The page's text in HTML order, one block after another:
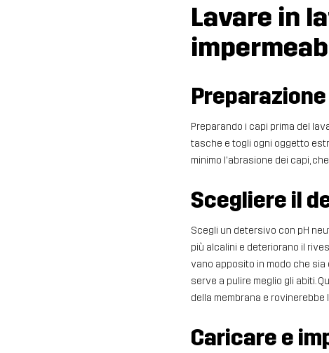
Lavare in
Preparazione
Preparando i capi prima del
tasche e togli ogni oggetto
minimo l'abrasione dei capi,
Scegliere il
Scegli un detersivo con pH
più alcalini e deteriorano il
vano apposito in modo che
serve a pulire meglio gli abiti.
della membrana e
Caricare e